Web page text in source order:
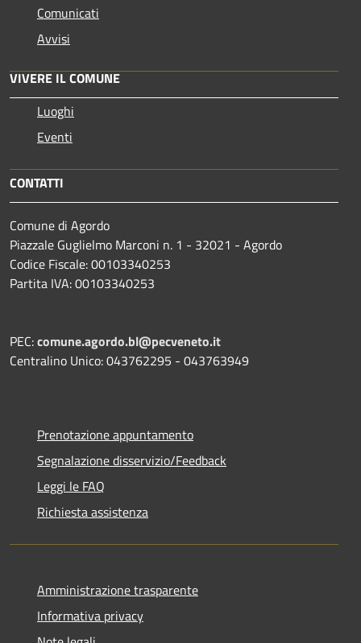
Comunicati
Avvisi
VIVERE IL COMUNE
Luoghi
Eventi
CONTATTI
Comune di Agordo
Piazzale Guglielmo Marconi n. 1 - 32021 - Agordo
Codice Fiscale: 00103340253
Partita IVA: 00103340253
PEC:comune.agordo.bl@pecveneto.it
Centralino Unico: 043762295 - 043763949
Prenotazione appuntamento
Segnalazione disservizio/Feedback
Leggi le FAQ
Richiesta assistenza
Amministrazione trasparente
Informativa privacy